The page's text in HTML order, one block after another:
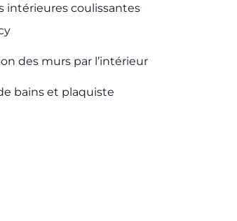
intérieures coulissantes
des murs par l’intérieur
bains et plaquiste